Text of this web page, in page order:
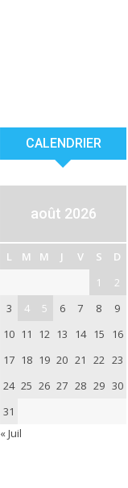
CALENDRIER
août 2026
L M M J V S
D
1
2
3
4 5 6 7 8
9
10 11 12 13 14 15
16
17 18 19 20 21 22 23
24 25 26 27 28 29 30
31
« Juil